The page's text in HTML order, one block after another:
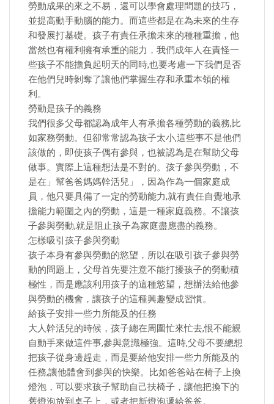
勞動成果的來之不易，還可以學會處理問題的技巧，
並提高動手動腦的能力。而這些都是在為未來的生存
和發展打基礎。孩子有責任承擔未來的種種重擔，他
當然也有權利擁有承重的能力，我們成年人在責怪一
些孩子不能擔負起明天的同時,也要考慮一下我們是否
在他們兒時剝奪了讓他們掌握生存和承重本領的權
利。
勞動是孩子的義務
我們很多父母都認為成年人有承擔各種勞動的義務,比
如家務勞動。但卻常常認為孩子太小,這些事不是他們
該做的，即使孩子偶有參與，也被認為是在幫助父母
做事。實際上這種想法是不對的。孩子參與勞動，不
是在」幫爸爸媽媽幹活兒」，因為作為一個家庭成
員，他只要具備了一定的勞動能力,就有責任自覺地承
擔能力範圍之內的勞動，這是一種家庭義務。不讓孩
子參與勞動,就是阻止孩子為家庭盡應盡的義務。
怎樣吸引孩子參與勞動
孩子本身有參與勞動的慾望，所以在吸引孩子參與勞
動的問題上，父母首先要注意不能打擾孩子的勞動積
極性，而是應該利用孩子的這種慾望，想辦法給他參
與勞動的機會，讓孩子的這種興趣變成習慣。
給孩子安排一些力所能及的任務
大人幹活兒的時候，孩子總在周圍忙來忙去,恨不能親
自動手來做這件事,參與意識極強。這時,父母不要總想
把孩子從身邊趕走，而是要給他安排一些力所能及的
任務,讓他體會到參與的快樂。比如爸爸站在椅子上換
燈泡，可以要求孩子幫助自己扶椅子，讓他把換下的
舊燈泡放到桌子上，或者把新燈泡遞給爸爸。